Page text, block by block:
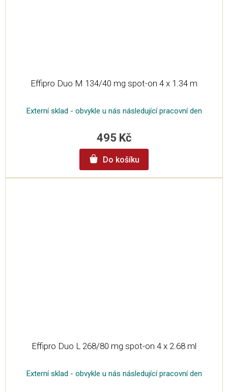
Effipro Duo M 134/40 mg spot-on 4 x 1.34 m
Externí sklad - obvykle u nás následující pracovní den
495 Kč
Do košíku
Effipro Duo L 268/80 mg spot-on 4 x 2.68 ml
Externí sklad - obvykle u nás následující pracovní den